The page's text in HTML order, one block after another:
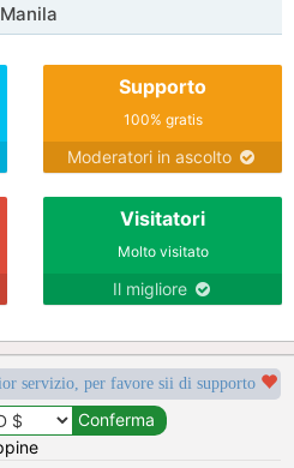
Supporto
100% gratis
Moderatori in ascolto
Visitatori
Molto visitato
Il migliore
servizio, per favore sii di supporto